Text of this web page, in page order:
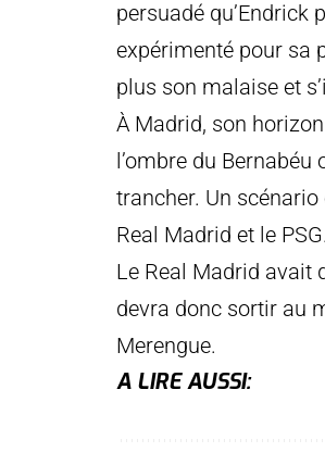
persuadé
expérimenté pour sa
plus son malaise et
À Madrid, son
l’ombre du
trancher. Un
Real Madrid et le PSG.
Le Real Madrid avait
devra donc sortir au
Merengue.
A LIRE AUSSI: